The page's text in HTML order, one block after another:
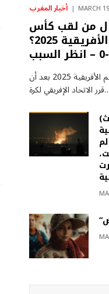
أخبار المغرب MARCH
من لقب كأس
الأمم الأفريقية 2025؟ CAF يمنح المغرب
تم تجريد السنغال من لقب كأس الأمم الأفريقية 2025 بعد أن
لكرة…
(أبرز الأحداث) الأخبار العاجلة